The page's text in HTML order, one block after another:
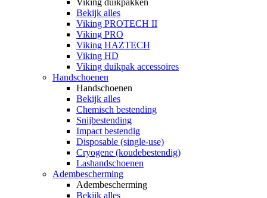
Viking duikpakken
Bekijk alles
Viking PROTECH II
Viking PRO
Viking HAZTECH
Viking HD
Viking duikpak accessoires
Handschoenen
Handschoenen
Bekijk alles
Chemisch bestending
Snijbestending
Impact bestendig
Disposable (single-use)
Cryogene (koudebestendig)
Lashandschoenen
Adembescherming
Adembescherming
Bekijk alles